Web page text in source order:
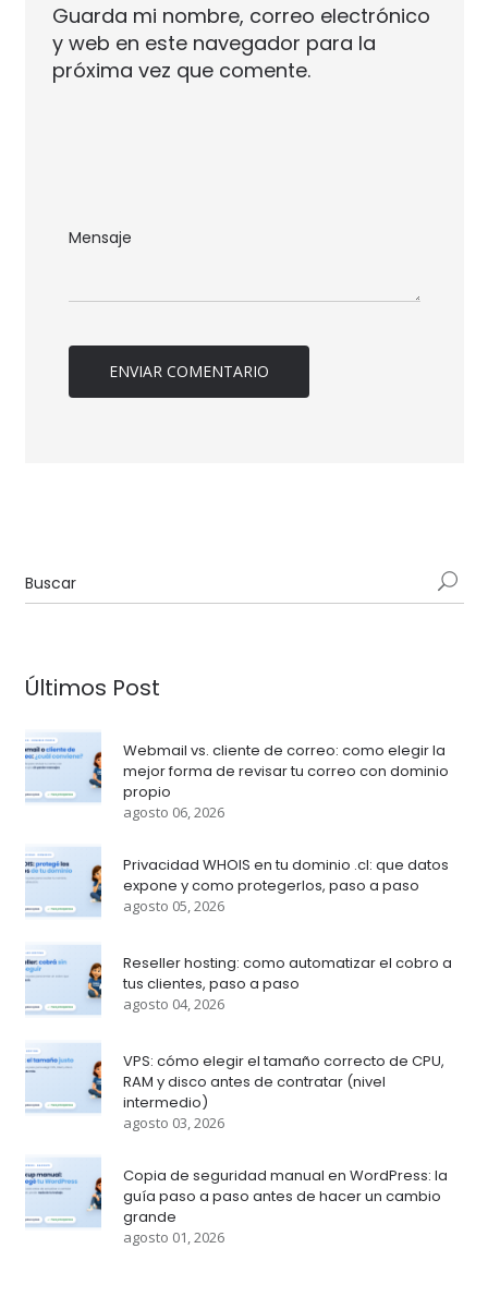
Guarda mi nombre, correo electrónico
y web en este navegador para la
próxima vez que comente.
Últimos Post
Webmail vs. cliente de correo: como elegir la
mejor forma de revisar tu correo con dominio
propio
agosto 06, 2026
Privacidad WHOIS en tu dominio .cl: que datos
expone y como protegerlos, paso a paso
agosto 05, 2026
Reseller hosting: como automatizar el cobro a
tus clientes, paso a paso
agosto 04, 2026
VPS: cómo elegir el tamaño correcto de CPU,
RAM y disco antes de contratar (nivel
intermedio)
agosto 03, 2026
Copia de seguridad manual en WordPress: la
guía paso a paso antes de hacer un cambio
grande
agosto 01, 2026